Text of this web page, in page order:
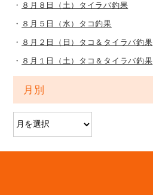
８月８日（土）タイラバ釣果
８月５日（水）タコ釣果
８月２日（日）タコ＆タイラバ釣果
８月１日（土）タコ＆タイラバ釣果
月別